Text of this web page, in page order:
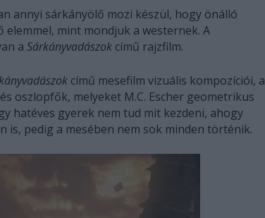
annyi sárkányölő mozi készül, hogy önálló
mint mondjuk a westernek. A
a Sárkányvadászok című rajzfilm.
című mesefilm vizuális kompozíciói, a
oszlopfők, melyeket M.C. Escher geometrikus
hatéves gyerek nem tud mit kezdeni, ahogy
is, pedig a mesében nem sok minden történik.